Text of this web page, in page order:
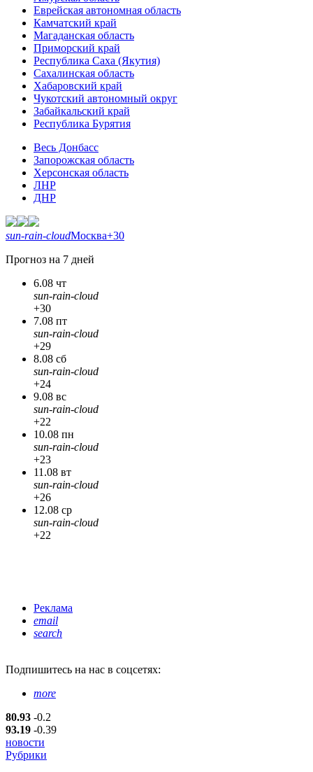
Еврейская автономная область
Камчатский край
Магаданская область
Приморский край
Республика Саха (Якутия)
Сахалинская область
Хабаровский край
Чукотский автономный округ
Забайкальский край
Республика Бурятия
Весь Донбасс
Запорожская область
Херсонская область
ЛНР
ДНР
sun-rain-cloudМосква+30
Прогноз на 7 дней
6.08 чт
sun-rain-cloud
+30
7.08 пт
sun-rain-cloud
+29
8.08 сб
sun-rain-cloud
+24
9.08 вс
sun-rain-cloud
+22
10.08 пн
sun-rain-cloud
+23
11.08 вт
sun-rain-cloud
+26
12.08 ср
sun-rain-cloud
+22
Реклама
email
search
Подпишитесь на нас в соцсетях:
more
80.93 -0.2
93.19 -0.39
новости
Рубрики